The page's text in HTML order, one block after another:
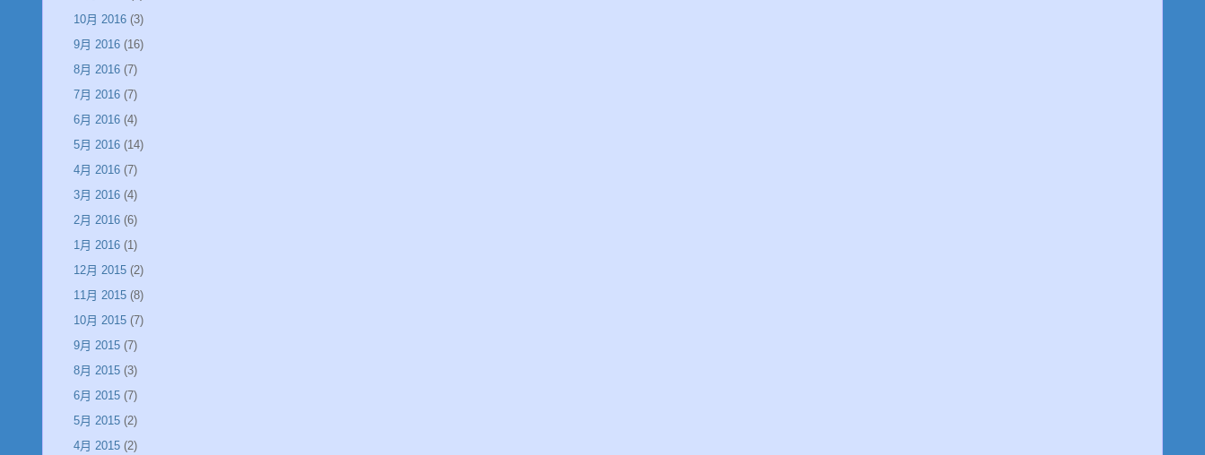
10月 2016 (3)
9月 2016 (16)
8月 2016 (7)
7月 2016 (7)
6月 2016 (4)
5月 2016 (14)
4月 2016 (7)
3月 2016 (4)
2月 2016 (6)
1月 2016 (1)
12月 2015 (2)
11月 2015 (8)
10月 2015 (7)
9月 2015 (7)
8月 2015 (3)
6月 2015 (7)
5月 2015 (2)
4月 2015 (2)